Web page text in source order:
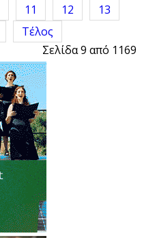
11 12
13
Τέλος
Σελίδα 9 από 1169